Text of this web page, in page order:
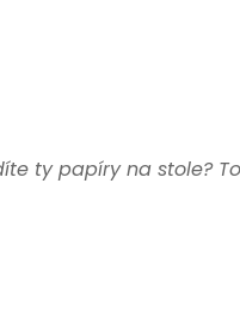
ty papíry na stole?